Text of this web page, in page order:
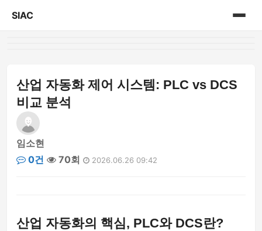
SIAC
산업 자동화 제어 시스템: PLC vs DCS
비교 분석
임소현
0건
70회 2026.06.26 09:42
산업 자동화의 핵심, PLC와 DCS란?